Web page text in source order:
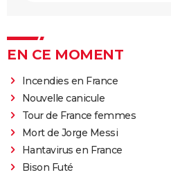
EN CE MOMENT
Incendies en France
Nouvelle canicule
Tour de France femmes
Mort de Jorge Messi
Hantavirus en France
Bison Futé